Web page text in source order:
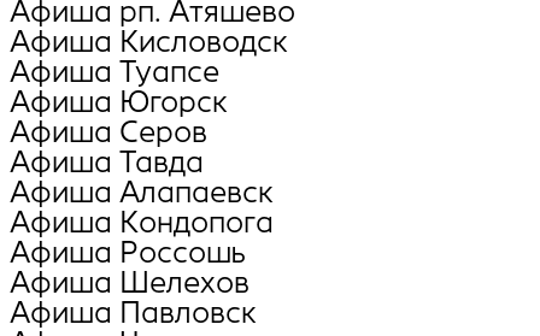
Афиша рп. Атяшево
Афиша Кисловодск
Афиша Туапсе
Афиша Югорск
Афиша Серов
Афиша Тавда
Афиша Алапаевск
Афиша Кондопога
Афиша Россошь
Афиша Шелехов
Афиша Павловск